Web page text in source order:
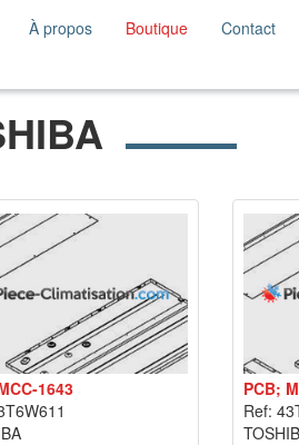
À propos Boutique Contact
1643
PCB;
Ref: